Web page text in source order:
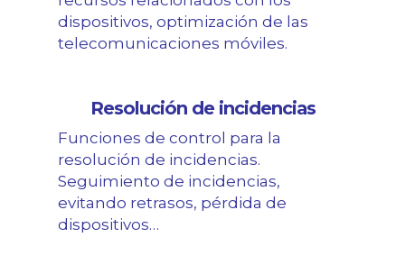
dispositivos, optimización de las
telecomunicaciones móviles.
Resolución de incidencias
Funciones de control para la
resolución de incidencias.
Seguimiento de incidencias,
evitando retrasos, pérdida de
dispositivos…